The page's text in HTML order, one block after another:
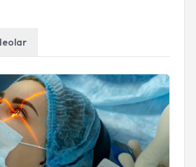
Fiyatları 2026: Güncel Rehber